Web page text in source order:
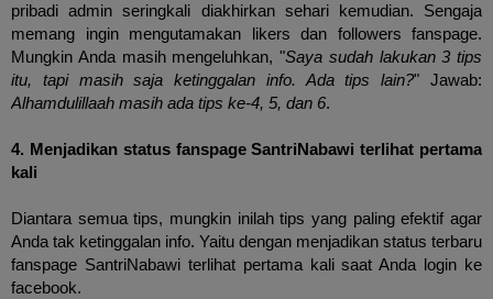
pribadi admin seringkali diakhirkan sehari kemudian. Sengaja
memang ingin mengutamakan likers dan followers fanspage.
Mungkin Anda masih mengeluhkan, "Saya sudah lakukan 3 tips
itu, tapi masih saja ketinggalan info. Ada tips lain?" Jawab:
Alhamdulillaah masih ada tips ke-4, 5, dan 6.
4. Menjadikan status fanspage SantriNabawi terlihat pertama
kali
Diantara semua tips, mungkin inilah tips yang paling efektif agar
Anda tak ketinggalan info. Yaitu dengan menjadikan status terbaru
fanspage SantriNabawi terlihat pertama kali saat Anda login ke
facebook.